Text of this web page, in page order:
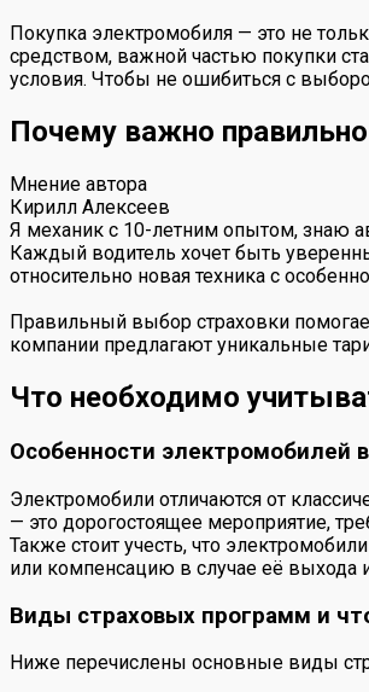
Покупка электромобиля — это не
средством, важной частью покупки
условия. Чтобы не ошибиться с
Почему важно
Мнение автора
Кирилл Алексеев
Я механик с 10-летним опытом, знаю
Каждый водитель хочет быть
относительно новая техника с
Правильный выбор страховки
компании предлагают уникальные
Что необходимо
Особенности электромобилей
Электромобили отличаются от
— это дорогостоящее мероприятие,
Также стоит учесть, что
или компенсацию в случае её выхода
Виды страховых программ и
Ниже перечислены основные виды